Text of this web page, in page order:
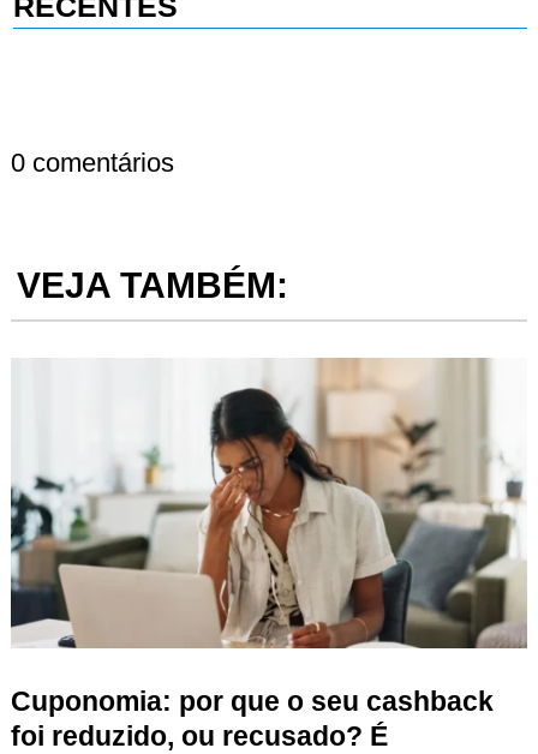
0 comentários
VEJA TAMBÉM:
Cuponomia: por que o seu cashback
foi reduzido, ou recusado? É